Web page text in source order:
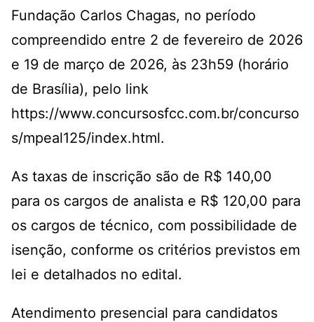
Fundação Carlos Chagas, no período
compreendido entre 2 de fevereiro de 2026
e 19 de março de 2026, às 23h59 (horário
de Brasília), pelo link
https://www.concursosfcc.com.br/concurso
s/mpeal125/index.html.
As taxas de inscrição são de R$ 140,00
para os cargos de analista e R$ 120,00 para
os cargos de técnico, com possibilidade de
isenção, conforme os critérios previstos em
lei e detalhados no edital.
Atendimento presencial para candidatos